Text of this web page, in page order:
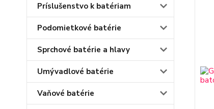
Príslušenstvo k batériam
Podomietkové batérie
Sprchové batérie a hlavy
Umývadlové batérie
Vaňové batérie